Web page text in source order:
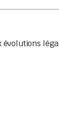
évolutions